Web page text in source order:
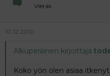
Vieras
10.12.2010
Alkuperäinen kirjoittaja
Koko yön olen asiaa